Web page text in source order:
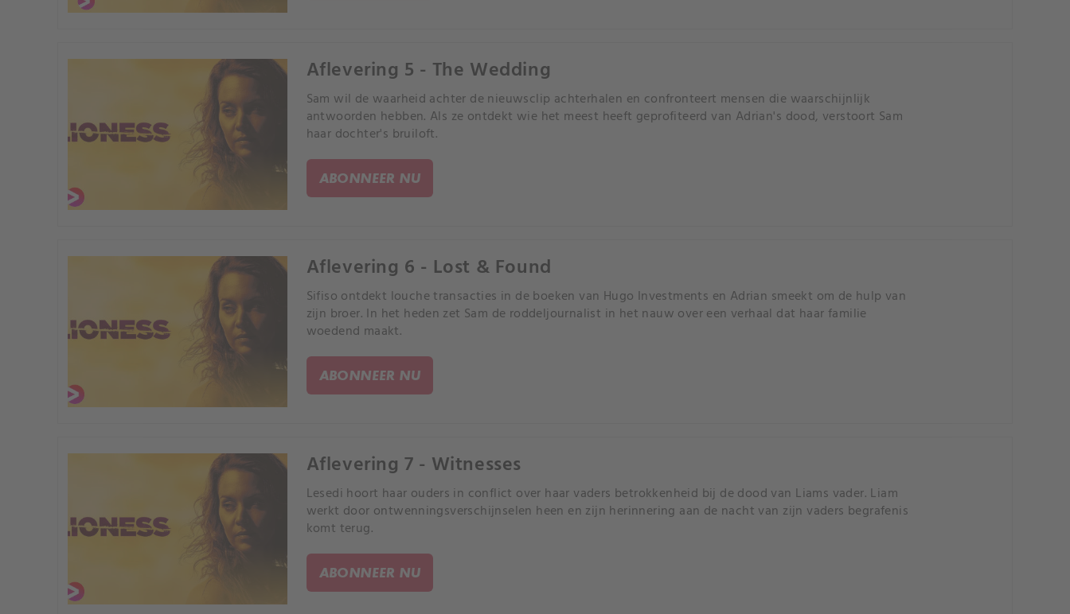
Aflevering 5 - The Wedding
Sam wil de waarheid achter de nieuwsclip achterhalen en confronteert mensen die waarschijnlijk
antwoorden hebben. Als ze ontdekt wie het meest heeft geprofiteerd van Adrian's dood, verstoort Sam
haar dochter's bruiloft.
ABONNEER NU
Aflevering 6 - Lost & Found
Sifiso ontdekt louche transacties in de boeken van Hugo Investments en Adrian smeekt om de hulp van
zijn broer. In het heden zet Sam de roddeljournalist in het nauw over een verhaal dat haar familie
woedend maakt.
ABONNEER NU
Aflevering 7 - Witnesses
Lesedi hoort haar ouders in conflict over haar vaders betrokkenheid bij de dood van Liams vader. Liam
werkt door ontwenningsverschijnselen heen en zijn herinnering aan de nacht van zijn vaders begrafenis
komt terug.
ABONNEER NU